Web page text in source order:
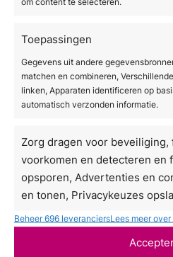
Toepassingen
Gegevens uit andere
matchen en combineren,
linken, Apparaten identificeren op
automatisch verzonden informatie.
Zorg dragen voor beveiliging,
voorkomen en detecteren en
opsporen, Advertenties en
en tonen, Privacykeuzes
Beheer 696 leveranciersLees meer
ogen, maar ook dat pakt
De meeste mensen die
kiezen uiteindelijk voor
bindweefselstructuur
Welke
werken het
cellulite?
De meest effectieve